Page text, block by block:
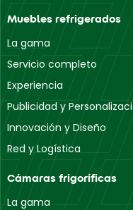
Muebles refrigerados
La gama
Servicio completo
Experiencia
Publicidad y
Innovación y Diseño
Red y Logística
Cámaras frigoríficas
La gama